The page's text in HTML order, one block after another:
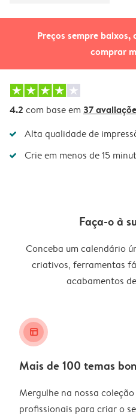
Preços sempre
comprar
4.2 com base em 37
Alta qualidade de
Crie em menos de 15
Faça-o à
Conceba um calendário
criativos, ferramentas
acabamentos
layout_alt
Mais de 100 temas
Mergulhe na nossa
profissionais para criar o